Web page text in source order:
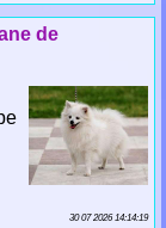
de
30 07 2026 14:14:19